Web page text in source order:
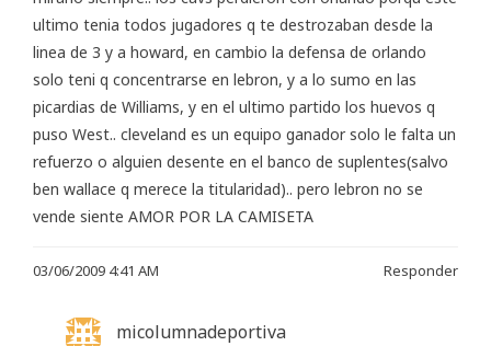
ultimo tenia todos jugadores q te destrozaban desde la
linea de 3 y a howard, en cambio la defensa de orlando
solo teni q concentrarse en lebron, y a lo sumo en las
picardias de Williams, y en el ultimo partido los huevos q
puso West.. cleveland es un equipo ganador solo le falta un
refuerzo o alguien desente en el banco de suplentes(salvo
ben wallace q merece la titularidad).. pero lebron no se
vende siente AMOR POR LA CAMISETA
03/06/2009 4:41 AM Responder
micolumnadeportiva